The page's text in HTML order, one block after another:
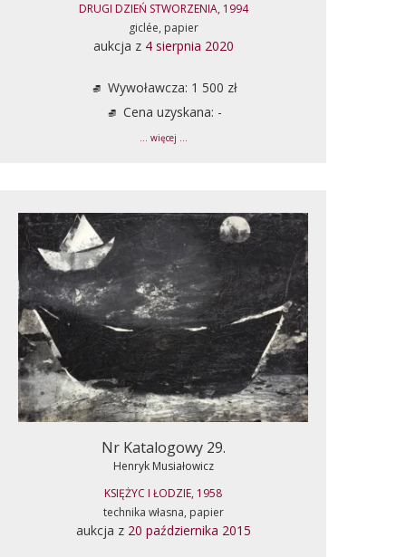
DRUGI DZIEŃ STWORZENIA, 1994
giclée, papier
aukcja z 4 sierpnia 2020
Wywoławcza: 1 500 zł
Cena uzyskana: -
... więcej ...
Nr Katalogowy 29.
Henryk Musiałowicz
KSIĘŻYC I ŁODZIE, 1958
technika własna, papier
aukcja z 20 października 2015